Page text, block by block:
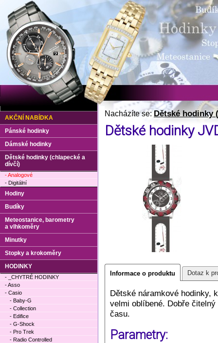
Nacházíte se:Dětské hodinky
Dětské hodinky
Informace o produktu Dotaz k
Dětské náramkové hodinky,
velmi oblíbené. Dobře
času.
Parametry:
AKČNÍ NABÍDKA
Pánské hodinky
Dámské hodinky
Dětské hodinky (chlapecké a
dívčí)
- Analogové
- Digitální
Hodiny
Budíky
Meteostanice, barometry
a vlhkoměry
Minutky
Stopky a krokoměry
HODINKY
- _CHYTRÉ HODINKY
- Asso
- Casio
- Baby-G
- Collection
- Edifice
- G-Shock
- Pro Trek
- Radio Controlled